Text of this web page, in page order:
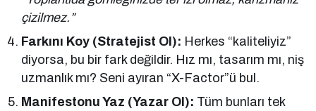
çizilmez.”
Farkını Koy (Stratejist Ol): Herkes “kaliteliyiz”
diyorsa, bu bir fark değildir. Hız mı, tasarım mı, niş
uzmanlık mı? Seni ayıran “X-Factor”ü bul.
Manifestonu Yaz (Yazar Ol): Tüm bunları tek